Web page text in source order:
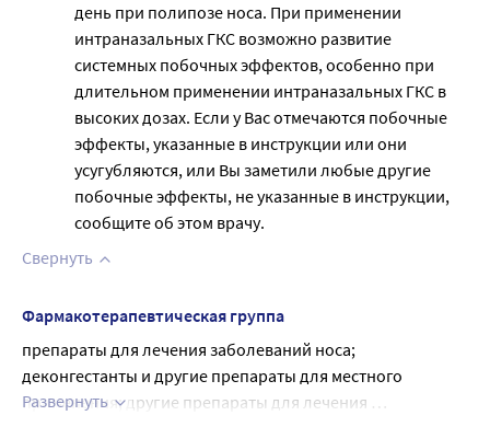
день при полипозе носа. При применении
интраназальных ГКС возможно развитие
системных побочных эффектов, особенно при
длительном применении интраназальных ГКС в
высоких дозах. Если у Вас отмечаются побочные
эффекты, указанные в инструкции или они
усугубляются, или Вы заметили любые другие
побочные эффекты, не указанные в инструкции,
сообщите об этом врачу.
Свернуть
Фармакотерапевтическая группа
препараты для лечения заболеваний носа;
деконгестанты и другие препараты для местного
применения; другие препараты для лечения
Развернуть